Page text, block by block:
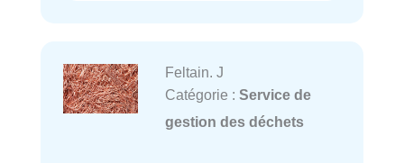
Feltain. J
Catégorie : Service de
gestion des déchets